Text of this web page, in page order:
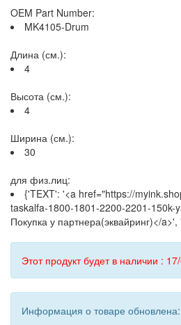
OEM Part Number:
MK4105-Drum
Длина (см.):
4
Высота (см.):
4
Ширина (см.):
30
для физ.лиц:
{'TEXT': '<a href="https://
taskalfa-1800-1801-2200-2201-150k-
Покупка у партнера(эквайринг)</
Этот продукт будет в наличии :
Информация о товаре